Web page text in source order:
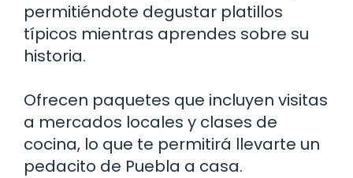
permitiéndote degustar platillos
típicos mientras aprendes sobre su
historia.
Ofrecen paquetes que incluyen visitas
a mercados locales y clases de
cocina, lo que te permitirá llevarte un
pedacito de Puebla a casa.